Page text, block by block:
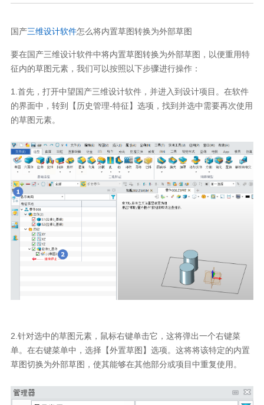
国产三维设计软件怎么将内置草图转换为外部草图
要在国产三维设计软件中将内置草图转换为外部草图，以便重用特
征内的草图元素，我们可以按照以下步骤进行操作：
1.首先，打开中望国产三维设计软件，并进入到设计项目。在软件
的界面中，转到【历史管理-特征】选项，找到并选中需要再次使用
的草图元素。
2.针对选中的草图元素，鼠标右键单击它，这将弹出一个右键菜
单。在右键菜单中，选择【外置草图】选项。这将将该特定的内置
草图切换为外部草图，使其能够在其他部分或项目中重复使用。